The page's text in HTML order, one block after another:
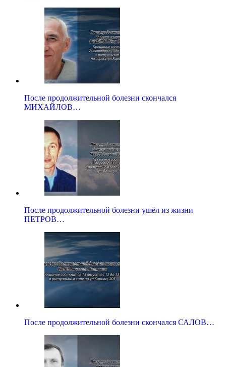
После продолжительной болезни скончался
МИХАЙЛОВ…
После продолжительной болезни ушёл из жизни
ПЕТРОВ…
После продолжительной болезни скончался САЛОВ…